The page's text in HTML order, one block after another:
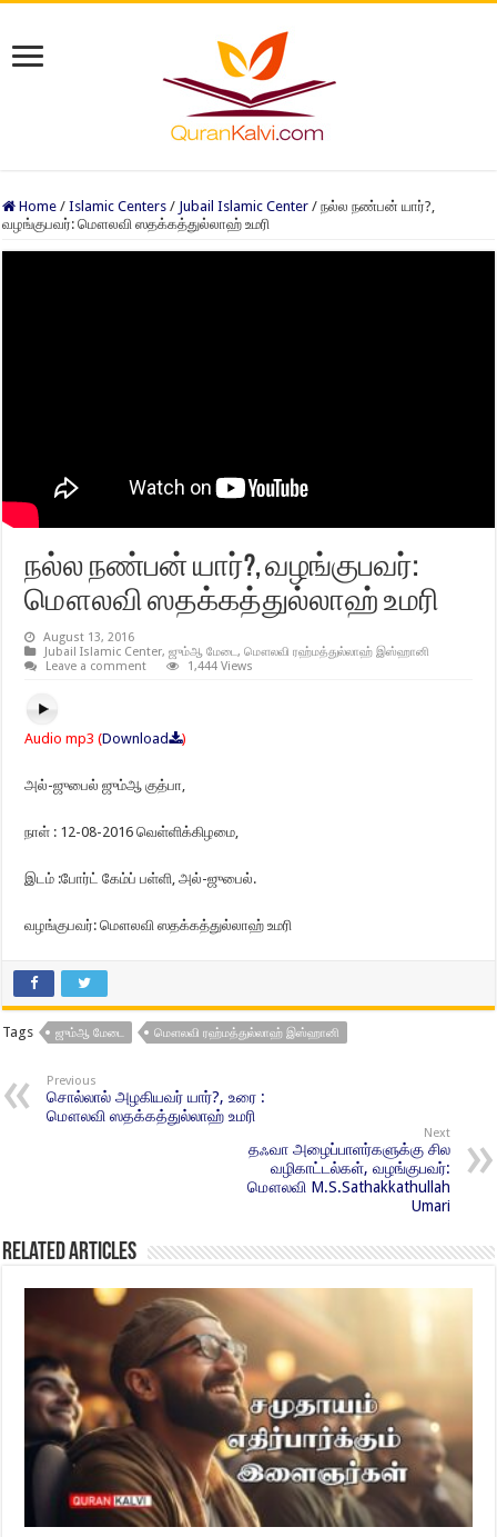
Home / Islamic Centers / Jubail Islamic Center / நல்ல நண்பன் யார்?,
வழங்குபவர்: மௌலவி ஸதக்கத்துல்லாஹ் உமரி
நல்ல நண்பன் யார்?, வழங்குபவர்:
மௌலவி ஸதக்கத்துல்லாஹ் உமரி
August 13, 2016
Jubail Islamic Center,ஜும்ஆ மேடை,மௌலவி ரஹ்மத்துல்லாஹ் இஸ்ஹானி
Leave a comment
1,444 Views
Audio mp3 (Download )
அல்-ஜுபைல் ஜும்ஆ குத்பா,
நாள் : 12-08-2016 வெள்ளிக்கிழமை,
இடம் :போர்ட் கேம்ப் பள்ளி, அல்-ஜுபைல்.
வழங்குபவர்: மௌலவி ஸதக்கத்துல்லாஹ் உமரி
Tags ஜும்ஆ மேடை மௌலவி ரஹ்மத்துல்லாஹ் இஸ்ஹானி
Previous
சொல்லால் அழகியவர் யார்?, உரை :
மௌலவி ஸதக்கத்துல்லாஹ் உமரி
Next
தஃவா அழைப்பாளர்களுக்கு சில
வழிகாட்டல்கள், வழங்குபவர்:
மௌலவி M.S.Sathakkathullah
Umari
Related Articles